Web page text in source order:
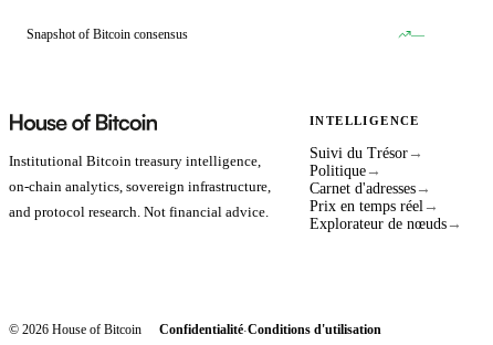
Snapshot of Bitcoin consensus —
Institutional Bitcoin treasury intelligence,
on-chain analytics, sovereign infrastructure,
and protocol research. Not financial advice.
INTELLIGENCE
Suivi du Trésor →
Politique →
Carnet d'adresses →
Prix en temps réel →
Explorateur de nœuds →
© 2026 House of Bitcoin Confidentialité·Conditions d'utilisation